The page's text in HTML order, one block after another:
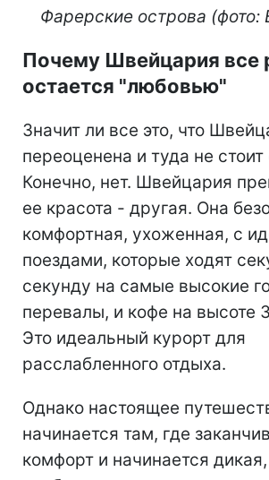
Фарерские острова (фото:
Почему Швейцария все
остается "любовью"
Значит ли все это, что
переоценена и туда не стоит
Конечно, нет. Швейцария
ее красота - другая. Она
комфортная, ухоженная, с
поездами, которые ходят
секунду на самые высокие
перевалы, и кофе на высоте
Это идеальный курорт для
расслабленного отдыха.
Однако настоящее
начинается там, где
комфорт и начинается дикая,